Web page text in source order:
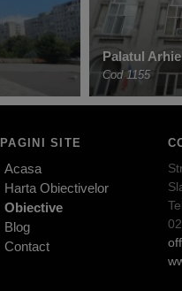
Palatul
Cod 1155
PAGINI SITE
Acasa
Harta Obiectivelor
Obiective
Blog
Contact